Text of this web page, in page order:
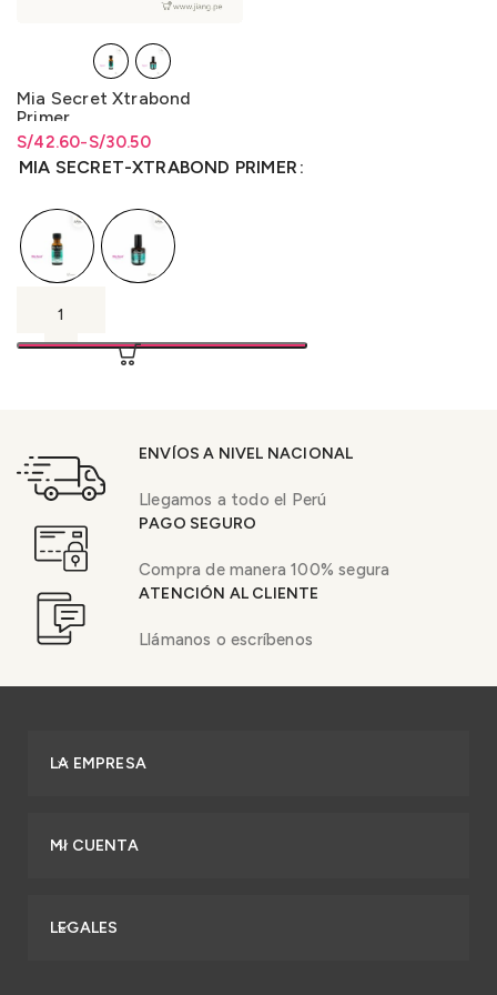
Mia Secret Xtrabond
Primer
S/30.50
-
S/42.60
Rango de precios: desde
S/30.50 hasta S/42.60
Rango de precios: desde
S/30.50hastaS/42.60
MIA SECRET-XTRABOND PRIMER
ENVÍOS A NIVEL NACIONAL
Llegamos a todo el Perú
PAGO SEGURO
Compra de manera 100% segura
ATENCIÓN AL CLIENTE
Llámanos o escríbenos
LA EMPRESA
MI CUENTA
LEGALES